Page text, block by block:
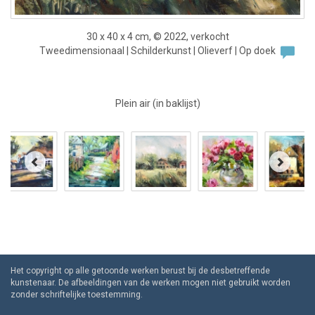
30 x 40 x 4 cm, © 2022, verkocht
Tweedimensionaal | Schilderkunst | Olieverf | Op doek
Plein air (in baklijst)
Het copyright op alle getoonde werken berust bij de desbetreffende
kunstenaar. De afbeeldingen van de werken mogen niet gebruikt worden
zonder schriftelijke toestemming.